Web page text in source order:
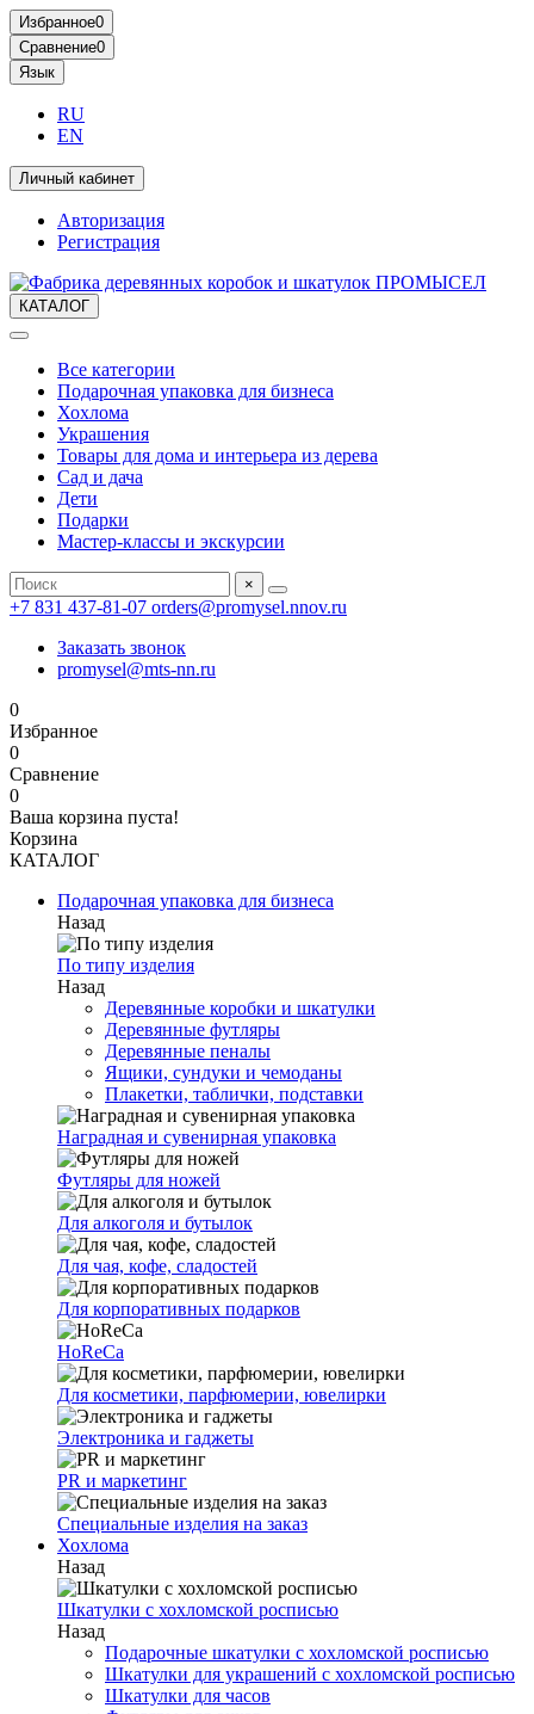
Избранное0
Сравнение0
Язык
RU
EN
Личный кабинет
Авторизация
Регистрация
КАТАЛОГ
Все категории
Подарочная упаковка для бизнеса
Хохлома
Украшения
Товары для дома и интерьера из дерева
Сад и дача
Дети
Подарки
Мастер-классы и экскурсии
×
+7 831 437-81-07 orders@promysel.nnov.ru
Заказать звонок
promysel@mts-nn.ru
0
Избранное
0
Сравнение
0
Ваша корзина пуста!
Корзина
КАТАЛОГ
Подарочная упаковка для бизнеса
Назад
По типу изделия
Назад
Деревянные коробки и шкатулки
Деревянные футляры
Деревянные пеналы
Ящики, сундуки и чемоданы
Плакетки, таблички, подставки
Наградная и сувенирная упаковка
Футляры для ножей
Для алкоголя и бутылок
Для чая, кофе, сладостей
Для корпоративных подарков
HoReCa
Для косметики, парфюмерии, ювелирки
Электроника и гаджеты
PR и маркетинг
Специальные изделия на заказ
Хохлома
Назад
Шкатулки с хохломской росписью
Назад
Подарочные шкатулки с хохломской росписью
Шкатулки для украшений с хохломской росписью
Шкатулки для часов